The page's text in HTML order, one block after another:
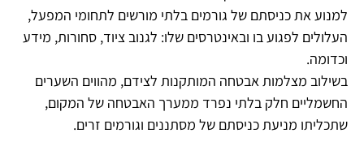
למנוע את כניסתם של גורמים בלתי מורשים לתחומי המפעל,
העלולים לפגוע בו ובאינטרסים שלו: לגנוב ציוד, סחורות, מידע
וכדומה.
בשילוב מצלמות אבטחה המותקנות לצידם, מהווים השערים
החשמליים חלק בלתי נפרד ממערך האבטחה של המקום,
שתכליתו מניעת כניסתם של מסתננים וגורמים זרים.